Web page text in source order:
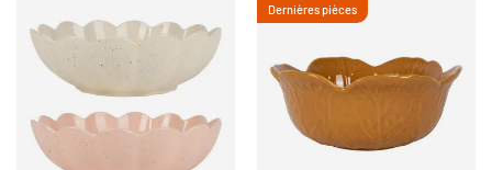
Dernières pièces